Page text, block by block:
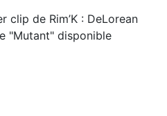
clip de Rim’K : DeLorean
"Mutant" disponible